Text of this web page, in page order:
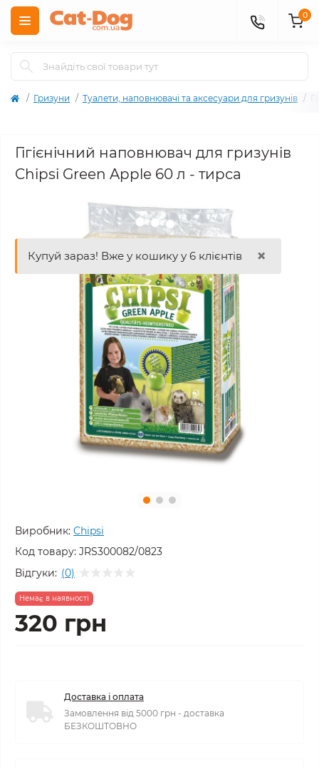
0
Гризуни Туалети, наповнювачі та аксесуари для гризунів
Гігієнічний наповнювач для гризунів
Chipsi Green Apple 60 л - тирса
Купуй зараз! Вже у кошику у 6 клієнтів ×
Виробник: Chipsi
Код товару: JRS300082/0823
Відгуки: (0)
Немає в наявності
320 грн
Доставка і оплата
Замовлення від 5000 грн - доставка
БЕЗКОШТОВНО